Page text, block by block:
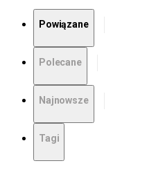
Powiązane
Polecane
Najnowsze
Tagi